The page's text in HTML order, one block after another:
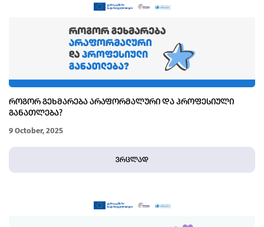
ᲠᲝᲒᲝᲠ ᲒᲔᲮᲛᲐᲠᲔᲑᲐ ᲐᲠᲐᲤᲝᲠᲛᲐᲚᲣᲠᲘ ᲓᲐ ᲞᲠᲝᲤᲔᲡᲘᲣᲚᲘ
ᲒᲐᲜᲐᲗᲚᲔᲑᲐ?
9 October, 2025
ვრცლად